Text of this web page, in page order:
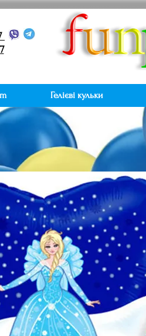
Гелієві кульки